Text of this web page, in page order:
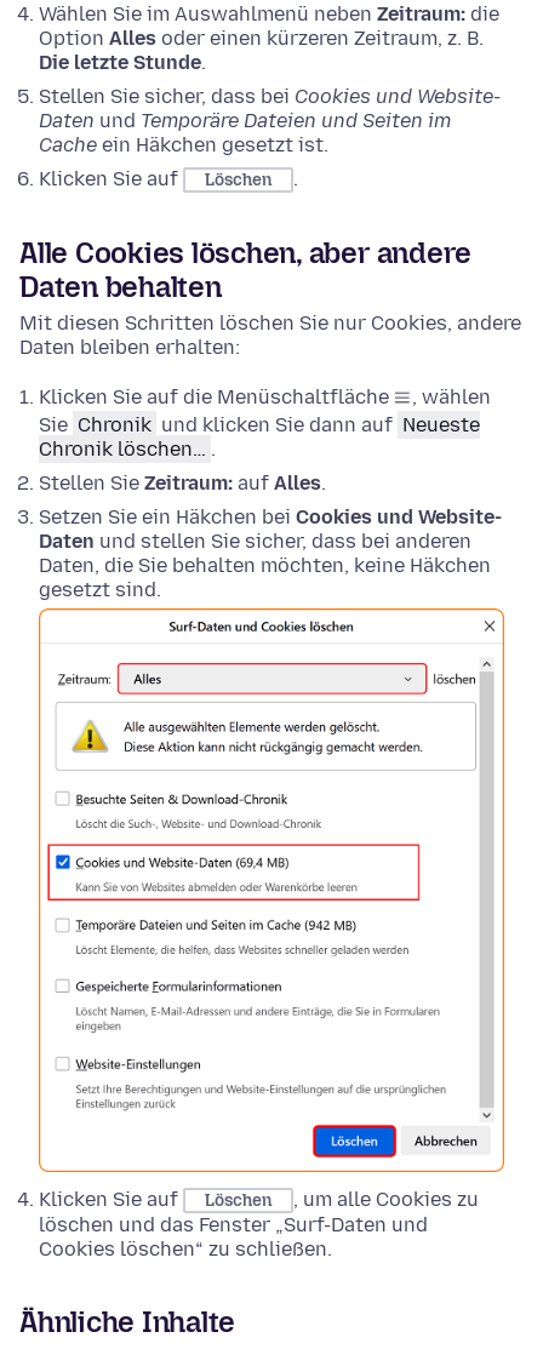
Wählen Sie im Auswahlmenü neben Zeitraum: die
Option Alles oder einen kürzeren Zeitraum, z. B.
Die letzte Stunde.
Stellen Sie sicher, dass bei Cookies und Website-
Daten und Temporäre Dateien und Seiten im
Cache ein Häkchen gesetzt ist.
Klicken Sie auf
Löschen .
Alle Cookies löschen, aber andere
Daten behalten
Mit diesen Schritten löschen Sie nur Cookies, andere
Daten bleiben erhalten:
Klicken Sie auf die Menüschaltfläche
, wählen
Sie Chronik und klicken Sie dann auf Neueste
Chronik löschen… .
Stellen Sie Zeitraum: auf Alles.
Setzen Sie ein Häkchen bei Cookies und Website-
Daten und stellen Sie sicher, dass bei anderen
Daten, die Sie behalten möchten, keine Häkchen
gesetzt sind.
Klicken Sie auf Löschen
, um alle Cookies zu
löschen und das Fenster „Surf-Daten und
Cookies löschen“ zu schließen.
Ähnliche Inhalte